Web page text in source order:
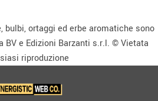
bulbi, ortaggi ed erbe aromatiche sono
BV e Edizioni Barzanti s.r.l. © Vietata
riproduzione